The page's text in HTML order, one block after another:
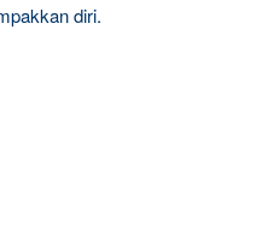
diri.